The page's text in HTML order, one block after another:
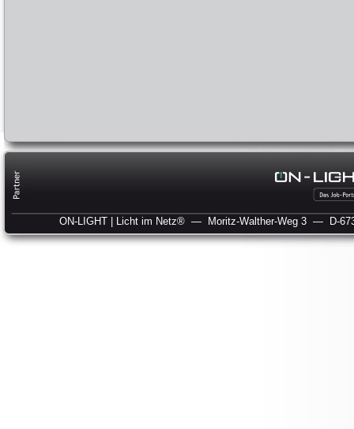
ON-LIGHT | Licht im Netz® — Moritz-Walther-Weg 3 — D-